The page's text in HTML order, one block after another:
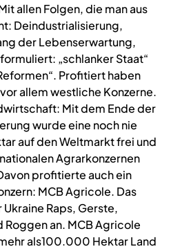
allen Folgen, die man aus
Deindustrialisierung,
der Lebenserwartung,
„schlanker Staat“
Profitiert haben
allem westliche Konzerne.
Mit dem Ende der
wurde eine noch nie
auf den Weltmarkt frei und
Agrarkonzernen
profitierte auch ein
MCB Agricole. Das
Raps, Gerste,
Roggen an. MCB Agricole
als100.000 Hektar Land